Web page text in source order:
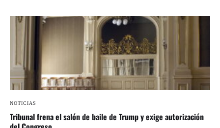
NOTICIAS
Tribunal frena el salón de baile de Trump y exige autorización